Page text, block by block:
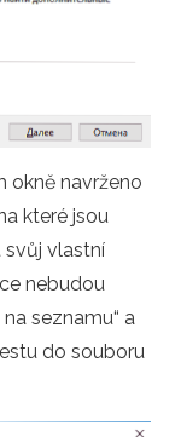
okně navrženo
které jsou
vlastní
nebudou
seznamu“ a
do souboru